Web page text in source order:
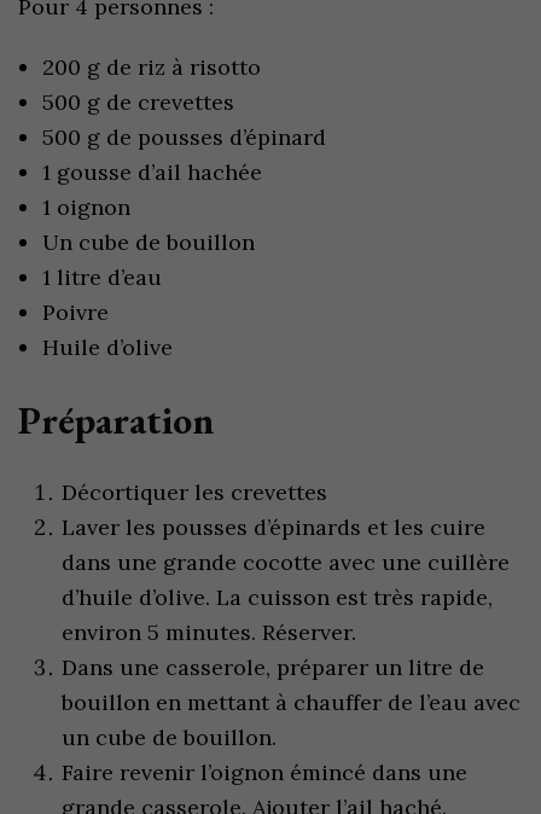
Pour 4 personnes :
200 g de riz à risotto
500 g de crevettes
500 g de pousses d’épinard
1 gousse d’ail hachée
1 oignon
Un cube de bouillon
1 litre d’eau
Poivre
Huile d’olive
Préparation
Décortiquer les crevettes
Laver les pousses d’épinards et les cuire
dans une grande cocotte avec une cuillère
d’huile d’olive. La cuisson est très rapide,
environ 5 minutes. Réserver.
Dans une casserole, préparer un litre de
bouillon en mettant à chauffer de l’eau avec
un cube de bouillon.
Faire revenir l’oignon émincé dans une
grande casserole. Ajouter l’ail haché.